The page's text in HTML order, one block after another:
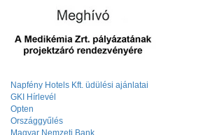
Napfény Hotels Kft. üdülési ajánlatai
GKI Hírlevél
Opten
Országgyűlés
Magyar Nemzeti Bank